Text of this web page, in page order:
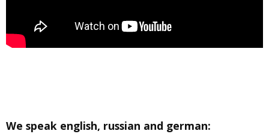
We speak english, russian and german: